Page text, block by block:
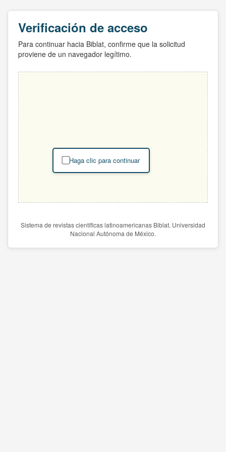
Verificación de acceso
Para continuar hacia Biblat, confirme que la solicitud
proviene de un navegador legítimo.
Haga clic para continuar
Sistema de revistas científicas latinoamericanas Biblat. Universidad
Nacional Autónoma de México.